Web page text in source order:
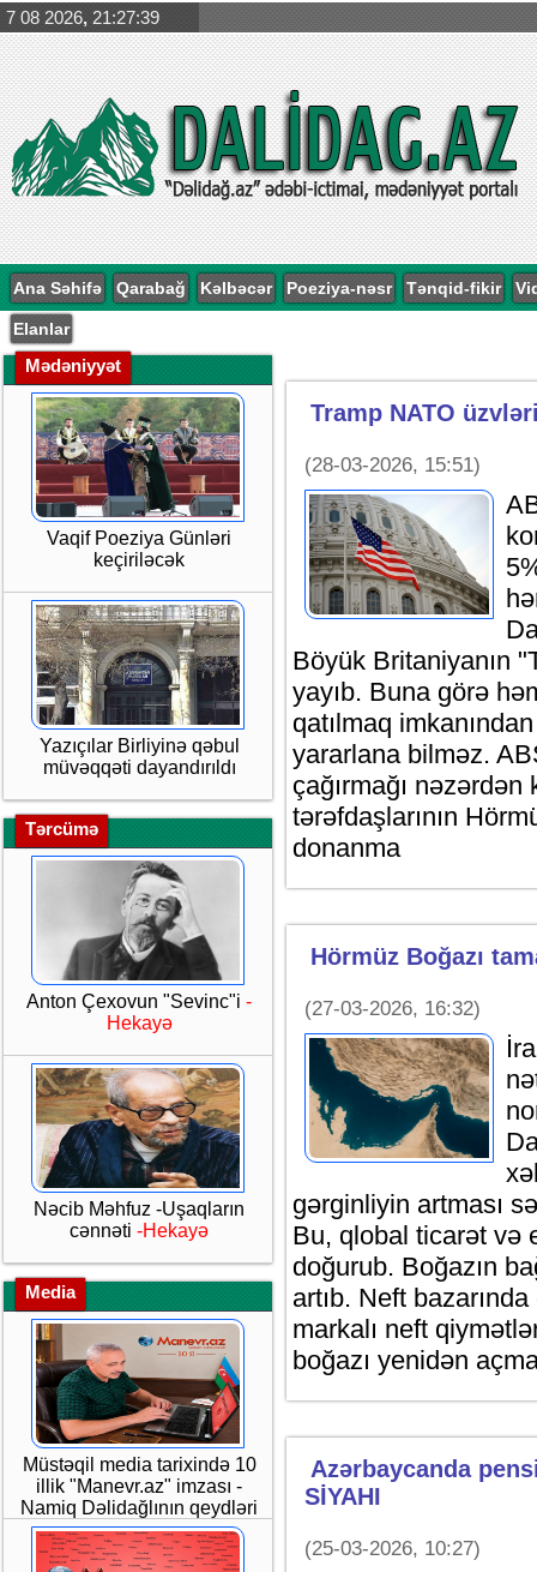
7 08 2026, 21:27:40
Ana Səhifə Qarabağ Kəlbəcər Poeziya-nəsr Tənqid-fikir
Elanlar
Mədəniyyət
Vaqif Poeziya Günləri
keçiriləcək
Yazıçılar Birliyinə qəbul
müvəqqəti dayandırıldı
Tərcümə
Anton Çexovun "Sevinc"i -
Hekayə
Nəcib Məhfuz -Uşaqların
cənnəti -Hekayə
Media
Müstəqil media tarixində 10
illik "Manevr.az" imzası -
Namiq Dəlidağlının qeydləri
Tramp NATO
(28-03-2026, 15:51)
Böyük Britaniyanın
yayıb. Buna görə
qatılmaq
yararlana bilməz.
çağırmağı nəzərdən
tərəfdaşlarının
donanma
Hörmüz Boğazı
(27-03-2026, 16:32)
gərginliyin artması
Bu, qlobal ticarət və
doğurub. Boğazın
artıb. Neft
markalı neft
boğazı yenidən
Azərbaycanda
SİYAHI
(25-03-2026, 10:27)